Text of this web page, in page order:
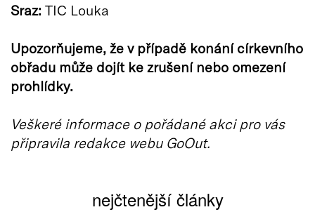
Sraz: TIC Louka
Upozorňujeme, že v případě konání církevního
obřadu může dojít ke zrušení nebo omezení
prohlídky.
Veškeré informace o pořádané akci pro vás
připravila redakce webu GoOut.
nejčtenější články